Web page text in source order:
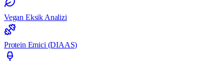
Vegan Eksik Analizi
Protein Emici (DIAAS)